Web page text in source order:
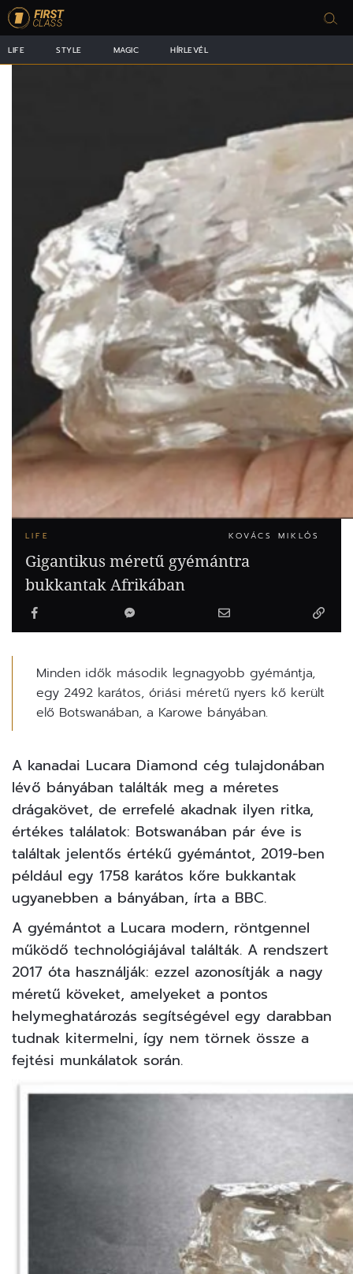
LIFE STYLE MAGIC HÍRLEVÉL
LIFE KOVÁCS MIKLÓS
Gigantikus méretű gyémántra
bukkantak Afrikában
Minden idők második legnagyobb gyémántja,
egy 2492 karátos, óriási méretű nyers kő került
elő Botswanában, a Karowe bányában.
A kanadai Lucara Diamond cég tulajdonában
lévő bányában találták meg a méretes
drágakövet, de errefelé akadnak ilyen ritka,
értékes találatok: Botswanában pár éve is
találtak jelentős értékű gyémántot, 2019-ben
például egy 1758 karátos kőre bukkantak
ugyanebben a bányában, írta a BBC.
A gyémántot a Lucara modern, röntgennel
működő technológiájával találták. A rendszert
2017 óta használják: ezzel azonosítják a nagy
méretű köveket, amelyeket a pontos
helymeghatározás segítségével egy darabban
tudnak kitermelni, így nem törnek össze a
fejtési munkálatok során.